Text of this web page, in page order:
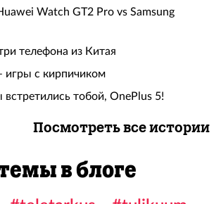
Watch GT2 Pro vs Samsung
телефона из Китая
игры с кирпичиком
тобой, OnePlus 5!
Посмотреть все истории
в блоге